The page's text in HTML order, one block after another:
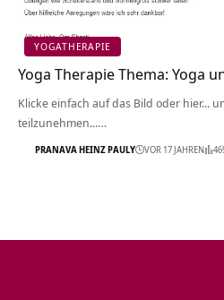
YOGATHERAPIE
Yoga Therapie Thema: Yoga
Klicke einfach auf das Bild oder hier...
teilzunehmen...…
PRANAVA HEINZ PAULY VOR 17 JAHREN